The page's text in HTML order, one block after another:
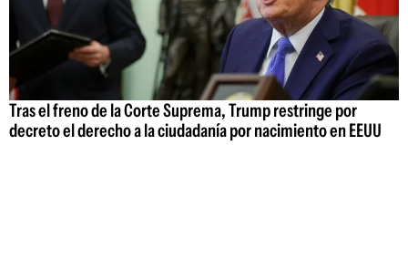
Tras el freno de la Corte Suprema, Trump restringe por
decreto el derecho a la ciudadanía por nacimiento en EEUU